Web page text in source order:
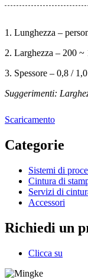
1. Lunghezza –
2. Larghezza – 200 ~
3. Spessore – 0,8 /
Suggerimenti:
Scaricamento
Categorie
Sistemi di
Cintura di
Servizi di
Accessori
Richiedi un
Clicca su